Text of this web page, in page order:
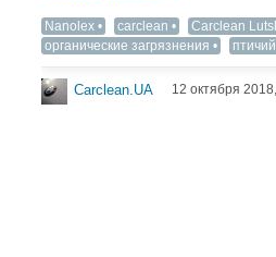
Nanolex carclean Carclean
органические загрязнения
Carclean.UA 12 октября